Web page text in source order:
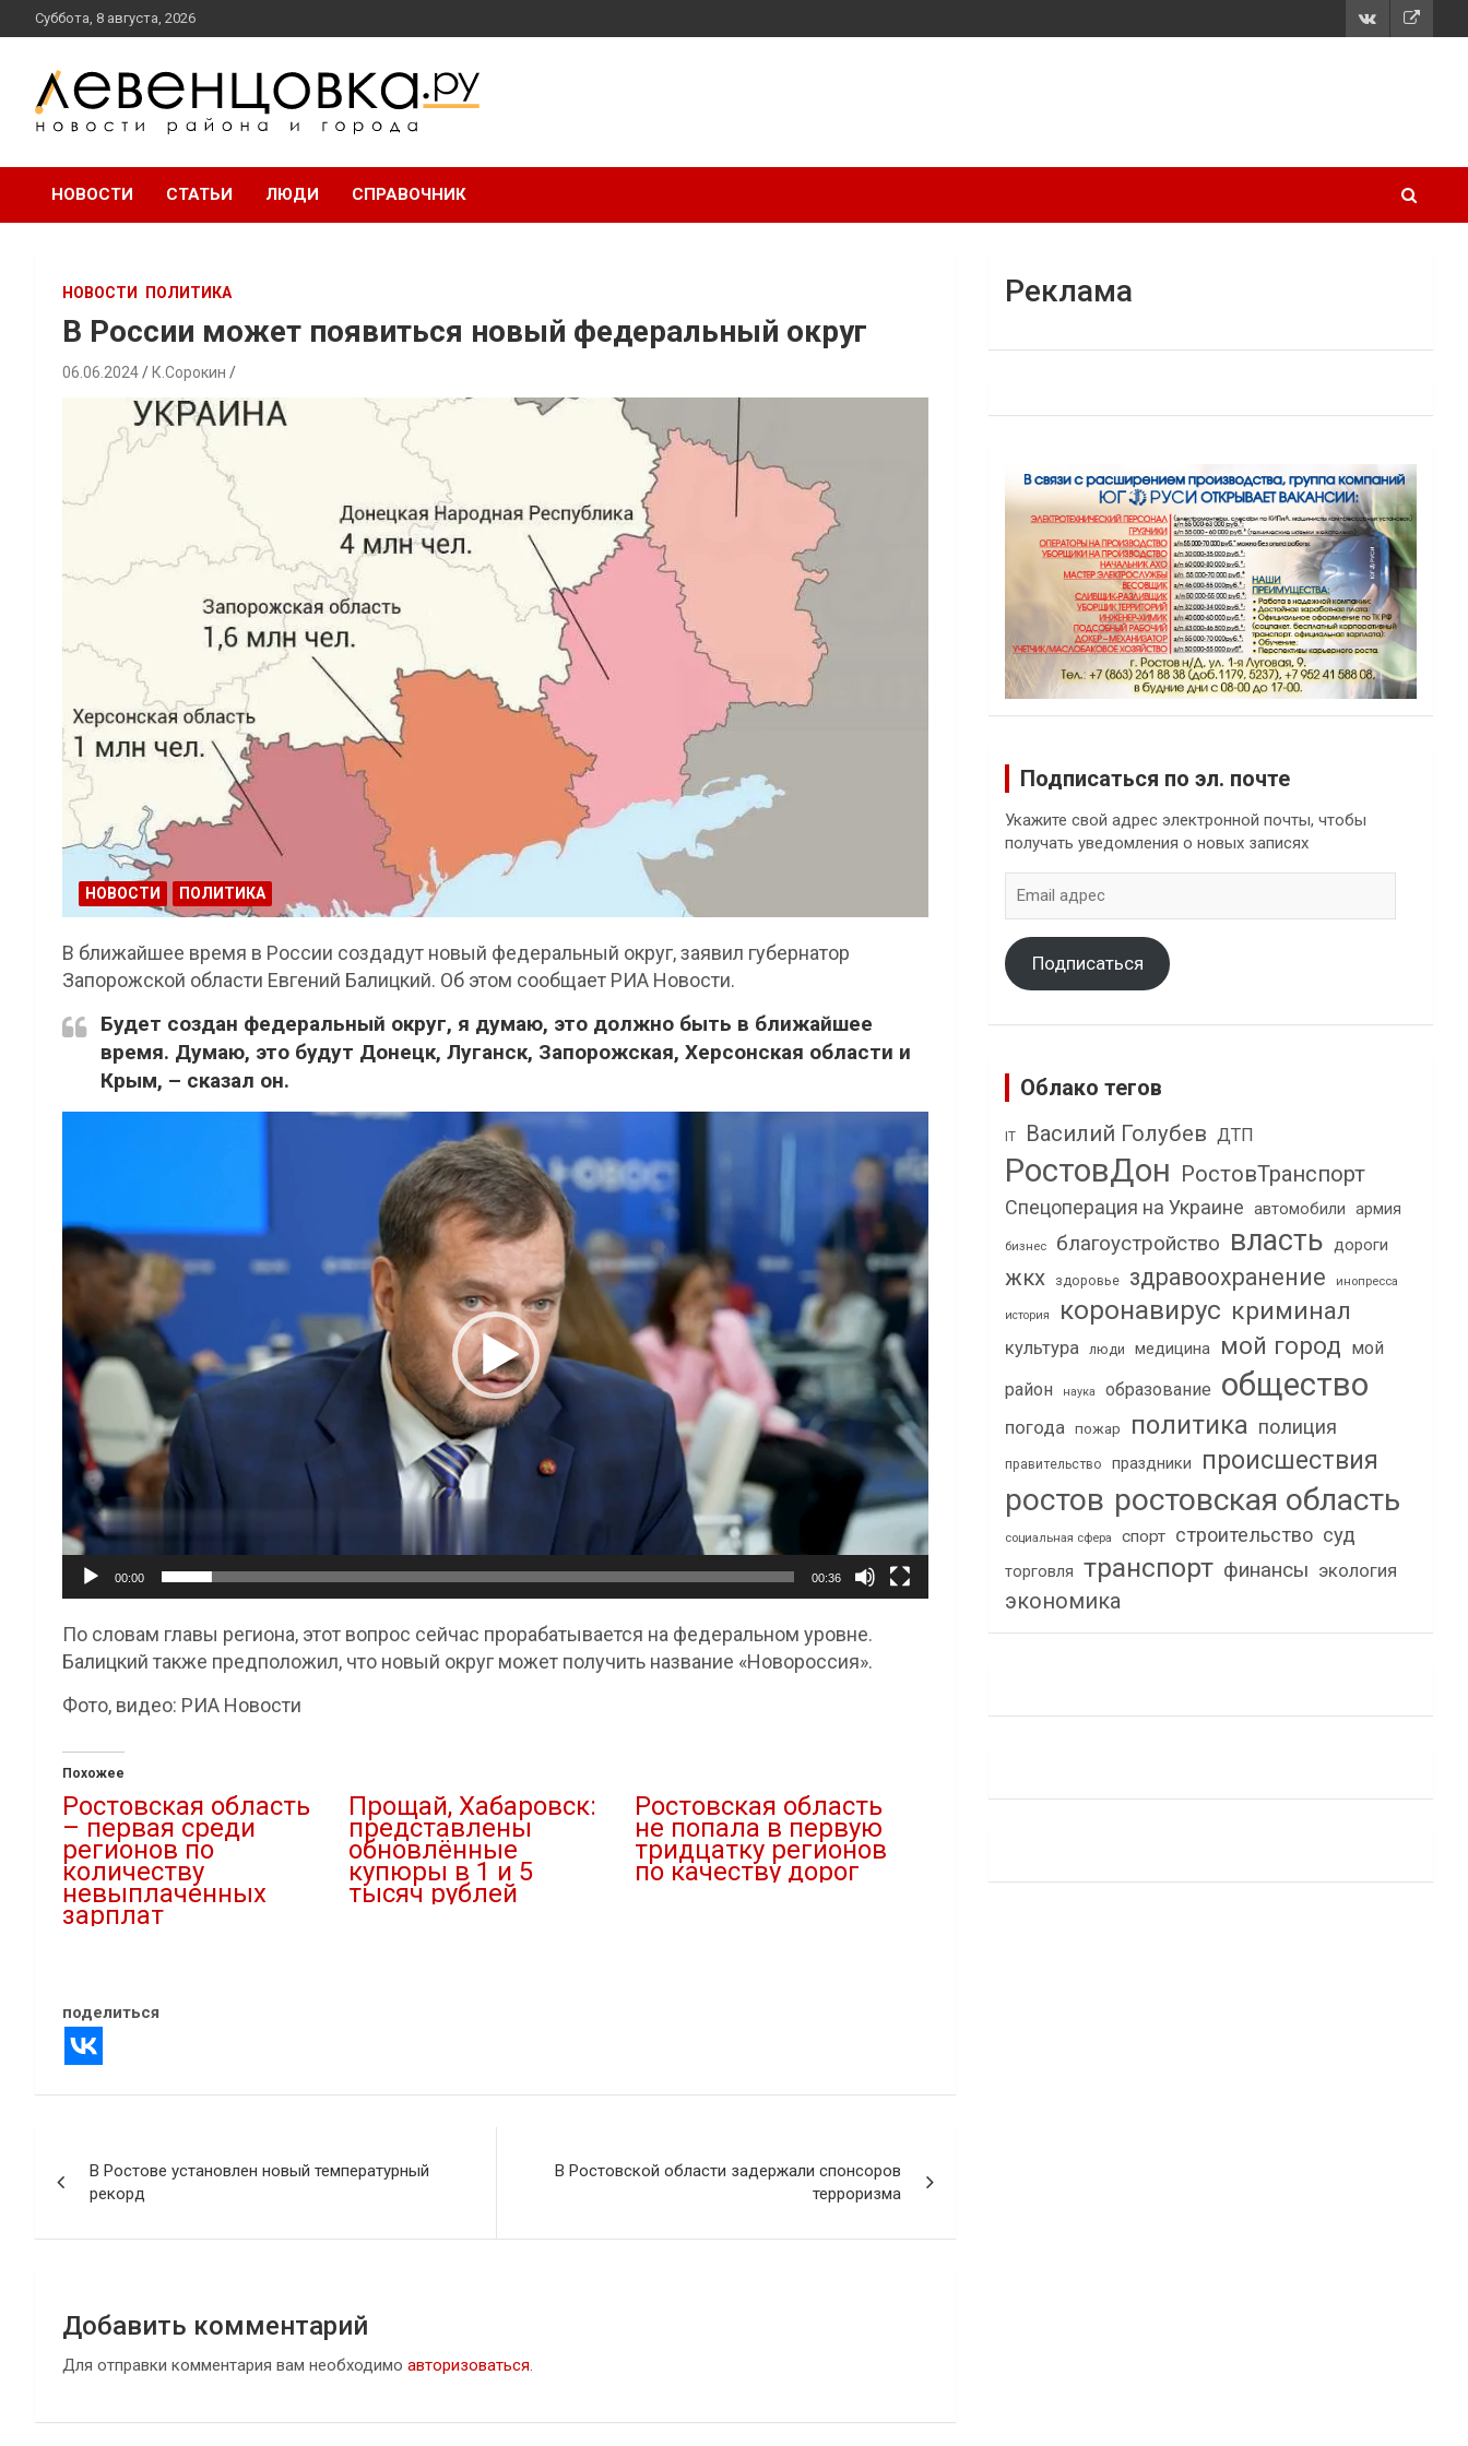
перейти
к
Суббота, 8 августа, 2026
Левенцовка Ру
НОВОСТИ СТАТЬИ ЛЮДИ СПРАВОЧНИК
НОВОСТИ ПОЛИТИКА
В России может появиться новый федеральный округ
06.06.2024 К.Сорокин
НОВОСТИ ПОЛИТИКА
В ближайшее время в России создадут новый федеральный округ, заявил губернатор
Запорожской области Евгений Балицкий. Об этом сообщает РИА Новости.
Будет создан федеральный округ, я думаю, это должно быть в ближайшее
время. Думаю, это будут Донецк, Луганск, Запорожская, Херсонская области и
Крым, – сказал он.
00:00 00:36
По словам главы региона, этот вопрос сейчас прорабатывается на федеральном уровне.
Балицкий также предположил, что новый округ может получить название «Новороссия».
Фото, видео: РИА Новости
Похожее
Ростовская область
– первая среди
регионов по
количеству
невыплаченных
зарплат
Прощай, Хабаровск:
представлены
обновлённые
купюры в 1 и 5
тысяч рублей
Ростовская область
не попала в первую
тридцатку регионов
по качеству дорог
поделиться
по
записям
В Ростове установлен новый температурный
рекорд
В Ростовской области задержали спонсоров
терроризма
Добавить комментарий
Для отправки комментария вам необходимо авторизоваться.
Реклама
Подписаться по эл. почте
Укажите свой адрес электронной почты, чтобы
получать уведомления о новых записях
адрес
Подписаться
Облако тегов
IT Василий Голубев ДТП
РостовДон РостовТранспорт
Спецоперация на Украине автомобили армия
бизнес благоустройство власть дороги
жкх здоровье здравоохранение инопресса
история коронавирус криминал
культура люди медицина мой город мой
район
наука образование общество
погода пожар политика полиция
правительство праздники происшествия
ростов ростовская область
социальная сфера спорт строительство суд
торговля транспорт финансы экология
экономика